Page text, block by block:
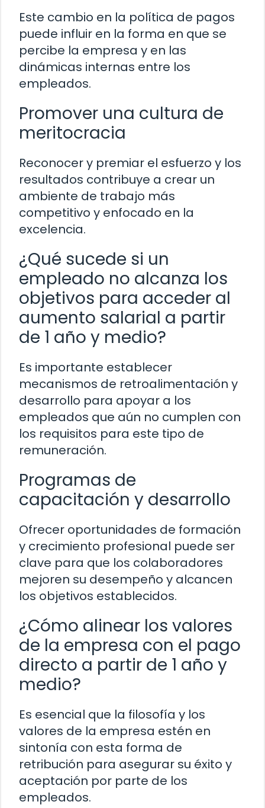
Este cambio en la política de pagos
puede influir en la forma en que se
percibe la empresa y en las
dinámicas internas entre los
empleados.
Promover una cultura de
meritocracia
Reconocer y premiar el esfuerzo y los
resultados contribuye a crear un
ambiente de trabajo más
competitivo y enfocado en la
excelencia.
¿Qué sucede si un
empleado no alcanza los
objetivos para acceder al
aumento salarial a partir
de 1 año y medio?
Es importante establecer
mecanismos de retroalimentación y
desarrollo para apoyar a los
empleados que aún no cumplen con
los requisitos para este tipo de
remuneración.
Programas de
capacitación y desarrollo
Ofrecer oportunidades de formación
y crecimiento profesional puede ser
clave para que los colaboradores
mejoren su desempeño y alcancen
los objetivos establecidos.
¿Cómo alinear los valores
de la empresa con el pago
directo a partir de 1 año y
medio?
Es esencial que la filosofía y los
valores de la empresa estén en
sintonía con esta forma de
retribución para asegurar su éxito y
aceptación por parte de los
empleados.